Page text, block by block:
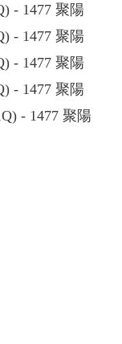
- 1477 聚陽
- 1477 聚陽
- 1477 聚陽
- 1477 聚陽
- 1477 聚陽